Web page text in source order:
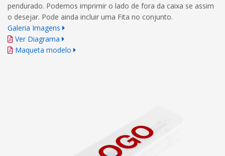
pendurado. Podemos imprimir o lado de fora da caixa se assim
o desejar. Pode ainda incluir uma Fita no conjunto.
Galeria Imagens
Ver Diagrama
Maqueta modelo